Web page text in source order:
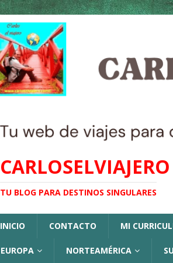
CARLOSELVIAJERO
TU BLOG PARA DESTINOS SINGULARES
INICIO CONTACTO MI
EUROPA NORTEAMÉRICA